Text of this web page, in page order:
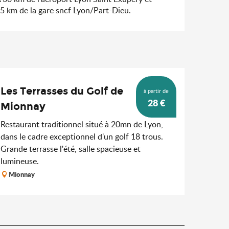
km de la gare sncf Lyon/Part-Dieu.
à partir de
28€
Les Terrasses du Golf de
Mionnay
Restaurant traditionnel situé à 20mn de Lyon,
dans le cadre exceptionnel d'un golf 18 trous.
Grande terrasse l'été, salle spacieuse et
lumineuse.
Mionnay